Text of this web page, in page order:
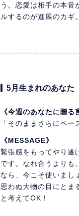
う。恋愛は相手の本音
ルするのが進展のカギ。
5月生まれのあなた
《今週のあなたに贈る
「そのままさらにペー
《MESSAGE》
緊張感をもってやり遂
です。なれ合うよりも
なら、今こそ使いまし
思わぬ大物の目にとま
と考えてOK！